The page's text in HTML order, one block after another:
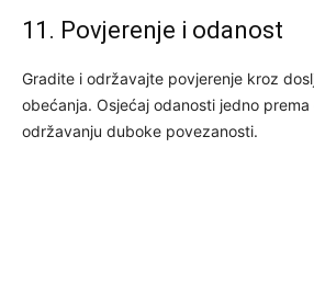
11. Povjerenje i odanost
Gradite i održavajte povjerenje kroz
obećanja. Osjećaj odanosti jedno
održavanju duboke povezanosti.